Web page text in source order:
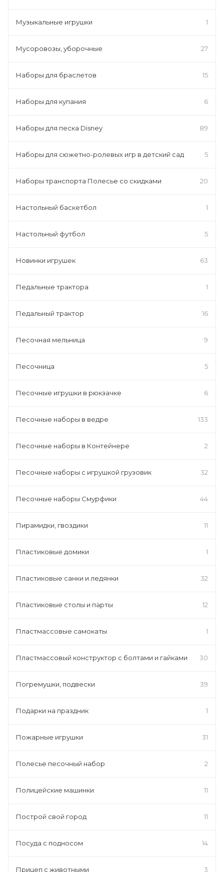
Музыкальные игрушки 1
Мусоровозы, уборочные 27
Наборы для браслетов 15
Наборы для купания 6
Наборы для песка Disney 89
Наборы для сюжетно-ролевых игр в детский сад 5
Наборы транспорта Полесье со скидками 20
Настольный баскетбол 1
Настольный футбол 5
Новинки игрушек 63
Педальные трактора 1
Педальный трактор 16
Песочная мельница 9
Песочница 5
Песочные игрушки в рюкзачке 6
Песочные наборы в ведре 133
Песочные наборы в Контейнере 2
Песочные наборы с игрушкой грузовик 32
Песочные наборы Смурфики 44
Пирамидки, гвоздики 11
Пластиковые домики 1
Пластиковые санки и ледянки 32
Пластиковые столы и парты 12
Пластмассовые самокаты 1
Пластмассовый конструктор с болтами и гайками 30
Погремушки, подвески 39
Подарки на праздник 1
Пожарные игрушки 31
Полесье песочный набор 2
Полицейские машинки 11
Построй свой город 11
Посуда с подносом 14
Прицеп с животными 3